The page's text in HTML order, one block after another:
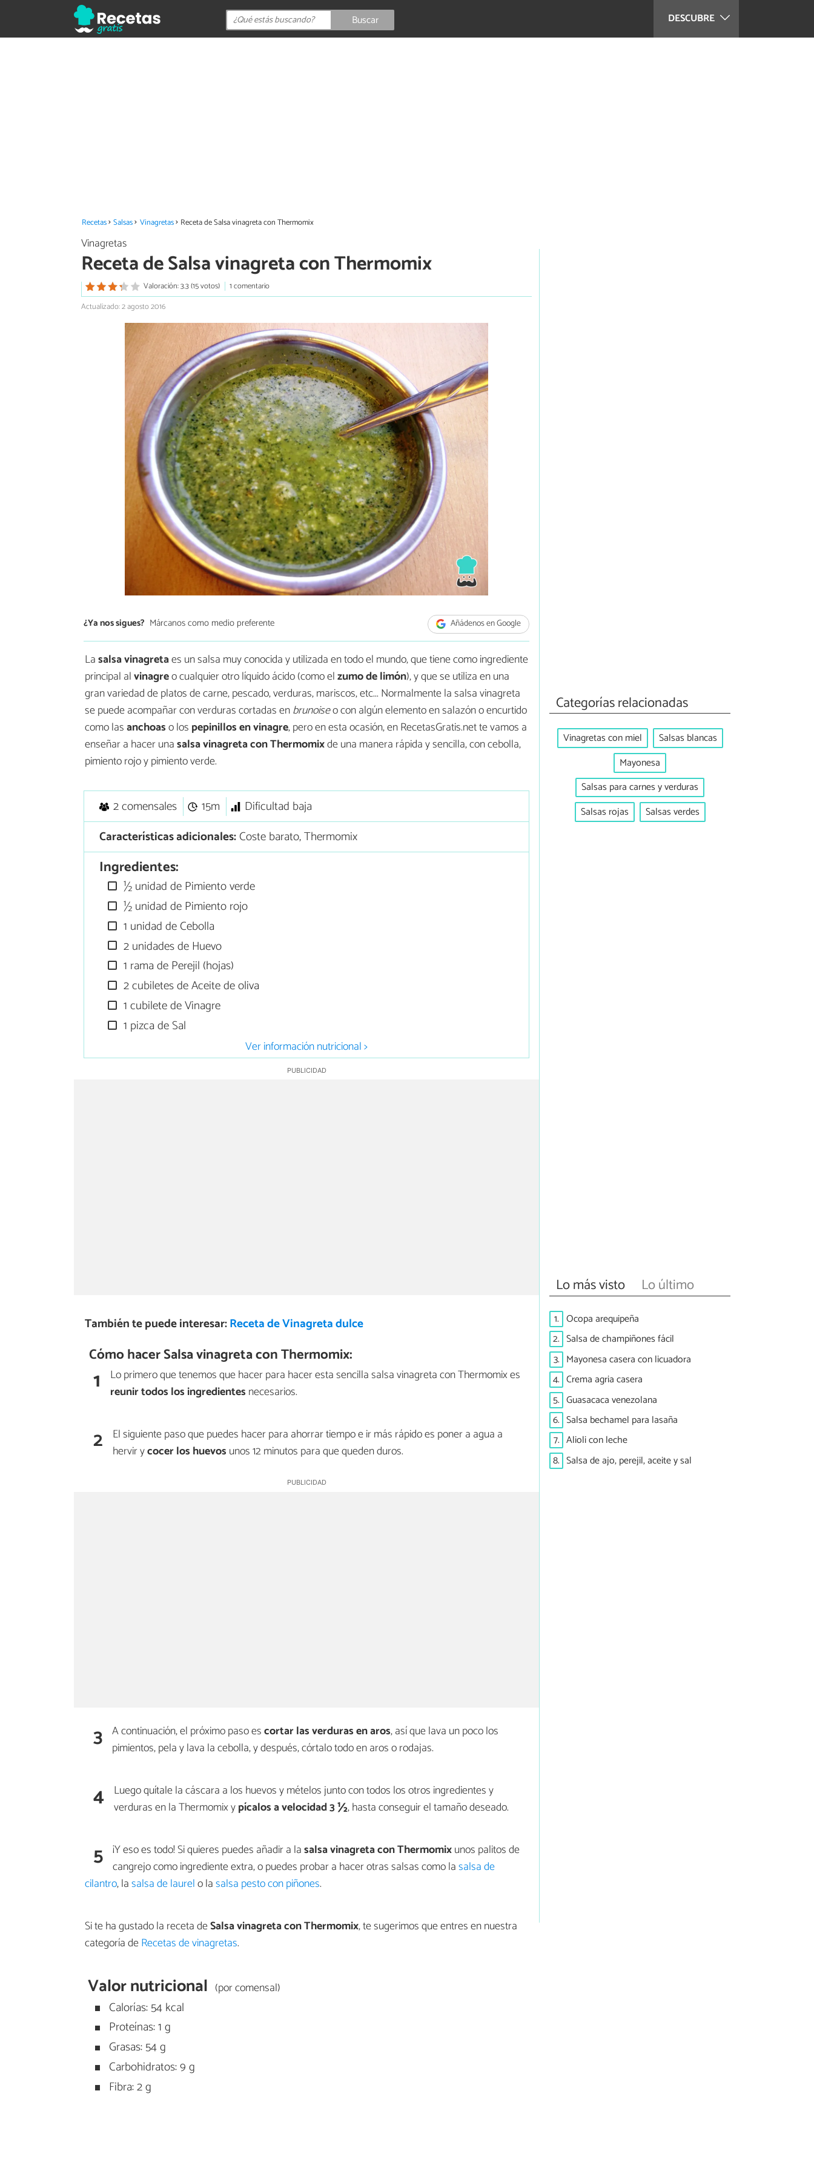
DESCUBRE
Buscar
Recetas Salsas Vinagretas Receta de Salsa vinagreta con Thermomix
Vinagretas
Receta de Salsa vinagreta con Thermomix
Valoración: 3.3 (15 votos)
1 comentario
Actualizado: 2 agosto 2016
¿Ya nos sigues? Márcanos como medio preferente Añádenos en Google
Lasalsa vinagretaes un salsa muy conocida y utilizada en todo el mundo, que tiene como ingrediente
principal alvinagreo cualquier otro líquido ácido (como elzumo de limón), y que se utiliza en una
gran variedad de platos de carne, pescado, verduras, mariscos, etc... Normalmente la salsa vinagreta
se puede acompañar con verduras cortadas enbrunoiseo con algún elemento en salazón o encurtido
como lasanchoaso los pepinillos en vinagre, pero en esta ocasión, en RecetasGratis.net te vamos a
enseñar a hacer unasalsa vinagreta con Thermomixde una manera rápida y sencilla, con cebolla,
pimiento rojo y pimiento verde.
2 comensales 15m
Dificultad baja
Características adicionales:Coste barato, Thermomix
Ingredientes:
½ unidad de Pimiento verde
½ unidad de Pimiento rojo
1 unidad de Cebolla
2 unidades de Huevo
1 rama de Perejil (hojas)
2 cubiletes de Aceite de oliva
1 cubilete de Vinagre
1 pizca de Sal
Ver información nutricional >
También te puede interesar:Receta de Vinagreta dulce
Cómo hacer Salsa vinagreta con Thermomix:
1
Lo primero que tenemos que hacer para hacer esta sencilla salsa vinagreta con Thermomix es
reunir todos los ingredientes necesarios.
2 El siguiente paso que puedes hacer para ahorrar tiempo e ir más rápido es poner a agua a
hervir ycocer los huevos unos 12 minutos para que queden duros.
3 A continuación, el próximo paso escortar las verduras en aros, así que lava un poco los
pimientos, pela y lava la cebolla, y después, córtalo todo en aros o rodajas.
4 Luego quítale la cáscara a los huevos y mételos junto con todos los otros ingredientes y
verduras en la Thermomix ypícalos a velocidad 3 ½, hasta conseguir el tamaño deseado.
5 ¡Y eso es todo! Si quieres puedes añadir a lasalsa vinagreta con Thermomixunos palitos de
cangrejo como ingrediente extra, o puedes probar a hacer otras salsas como lasalsa de
cilantro, lasalsa de laurelo lasalsa pesto con piñones.
Si te ha gustado la receta deSalsa vinagreta con Thermomix, te sugerimos que entres en nuestra
categoría deRecetas de vinagretas.
Valor nutricional (por comensal)
Calorías: 54 kcal
Proteínas: 1 g
Grasas: 54 g
Carbohidratos: 9 g
Fibra: 2 g
Categorías relacionadas
Vinagretas con miel
Salsas blancas
Mayonesa
Salsas para carnes y verduras
Salsas rojas
Salsas verdes
Lo más visto Lo último
1. Ocopa arequipeña
2. Salsa de champiñones fácil
3. Mayonesa casera con licuadora
4. Crema agria casera
5. Guasacaca venezolana
6. Salsa bechamel para lasaña
7. Alioli con leche
8. Salsa de ajo, perejil, aceite y sal